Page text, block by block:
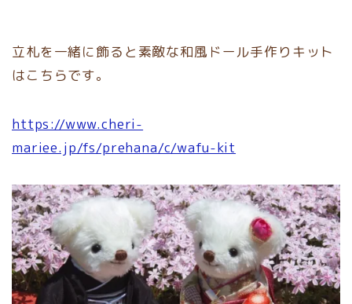
立札を一緒に飾ると素敵な和風ドール手作りキット
はこちらです。
https://www.cheri-
mariee.jp/fs/prehana/c/wafu-kit